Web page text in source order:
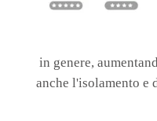
in genere,
anche l'isolamento e